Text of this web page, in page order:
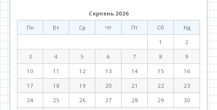
Серпень 2026
Пн
Вт Ср Чт Пт Сб
Нд
1
2
3
4 5 6 7 8
9
10
11 12 13 14 15
16
17
18 19 20 21 22
23
24
25 26 27 28 29
30